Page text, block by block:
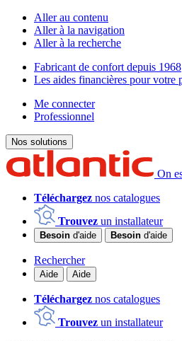
Aller au contenu
Aller à la navigation
Aller à la recherche
Fabricant de confort depuis 1968
Les aides financières pour votre
Me connecter
Professionnel
Nos solutions
On
Téléchargez nos catalogues
Trouvez un installateur
Besoin d'aide Besoin d'aide
Rechercher
Aide Aide
Téléchargez nos catalogues
Trouvez un installateur